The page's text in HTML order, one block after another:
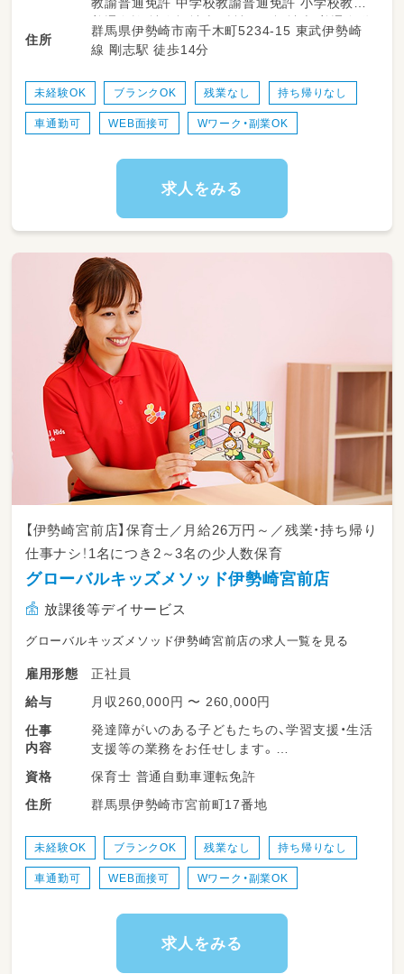
も多数活躍中！
・送迎業務あり（ＡＴ可）
・児童のみならずご家族へのケアもサービスの
・ワークバランスを重視した運営をしていま
す。
普通免許 社会福祉士 精神保健福祉士 普通自動
車運転免許
住所
群馬県伊勢崎市南千木町5234-15 東武伊勢崎
線 剛志駅 徒歩14分
未経験OK ブランクOK 残業なし 持ち帰りなし
車通勤可 WEB面接可 Wワーク・副業OK
求人をみる
【伊勢崎宮前店】保育士／月給26万円～／残業・持ち帰り
仕事ナシ！1名につき2～3名の少人数保育
グローバルキッズメソッド伊勢崎宮前店
放課後等デイサービス
グローバルキッズメソッド伊勢崎宮前店の求人一覧を見る
雇用形態
正社員
給与
月収260,000円 〜 260,000円
仕事
内容
発達障がいのある子どもたちの、学習支援・生活
支援等の業務をお任せします。
・少人数保育で１名につき２～３名対応
・持ち帰り仕事、残業ナシ！子育て中のママも多
・送迎業務あり（ＡＴ可）
・児童のみならずご家族へのケアもサービスの
一環として取り組みをしています。
資格
保育士 普通自動車運転免許
住所
群馬県伊勢崎市宮前町17番地
未経験OK ブランクOK 残業なし 持ち帰りなし
車通勤可 WEB面接可 Wワーク・副業OK
求人をみる